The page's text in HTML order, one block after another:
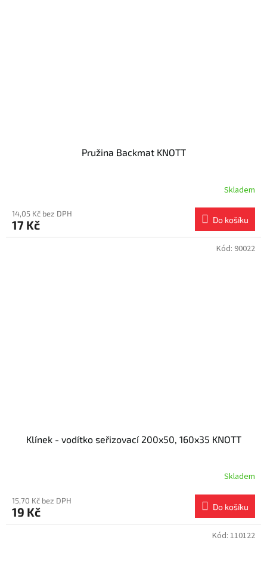
Pružina Backmat KNOTT
Skladem
14,05 Kč bez DPH
17 Kč Do košíku
Klínek - vodítko seřizovací 200x50, 160x35 KNOTT
Skladem
15,70 Kč bez DPH
19 Kč Do košíku
Kód: 90022
Kód: 110122